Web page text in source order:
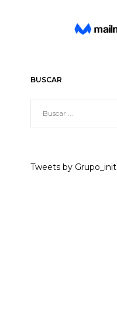
BUSCAR
Tweets by Grupo_init